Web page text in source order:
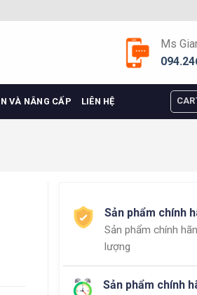
Ms
VÀ NÂNG CẤP LIÊN HỆ
Sản phẩm chính
Sản phẩm chính
lượng
Sản phẩm chính